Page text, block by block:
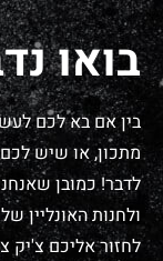
בואו
בין אם בא לכם
מתכון, או שיש
לדבר! כמובן
ולחנות האונליין
לחזור אליכם צ'יק